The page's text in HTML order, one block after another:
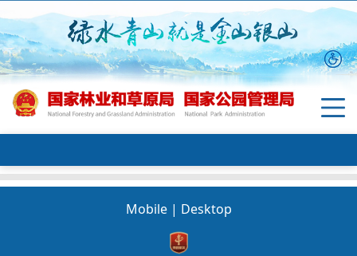
Mobile | Desktop